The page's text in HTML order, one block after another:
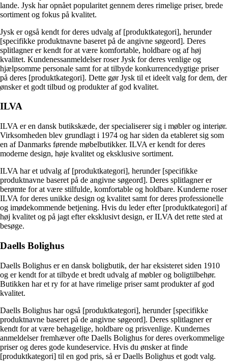
lande. Jysk har opnået popularitet gennem deres rimelige priser, brede
sortiment og fokus på kvalitet.
Jysk er også kendt for deres udvalg af [produktkategori], herunder
[specifikke produktnavne baseret på de angivne søgeord]. Deres
splitlagner er kendt for at være komfortable, holdbare og af høj
kvalitet. Kundenessanmeldelser roser Jysk for deres venlige og
hjælpsomme personale samt for at tilbyde konkurrencedygtige priser
på deres [produktkategori]. Dette gør Jysk til et ideelt valg for dem, der
ønsker et godt tilbud og produkter af god kvalitet.
ILVA
ILVA er en dansk butikskæde, der specialiserer sig i møbler og interiør.
Virksomheden blev grundlagt i 1974 og har siden da etableret sig som
en af Danmarks førende møbelbutikker. ILVA er kendt for deres
moderne design, høje kvalitet og eksklusive sortiment.
ILVA har et udvalg af [produktkategori], herunder [specifikke
produktnavne baseret på de angivne søgeord]. Deres splitlagner er
berømte for at være stilfulde, komfortable og holdbare. Kunderne roser
ILVA for deres unikke design og kvalitet samt for deres professionelle
og imødekommende betjening. Hvis du leder efter [produktkategori] af
høj kvalitet og på jagt efter eksklusivt design, er ILVA det rette sted at
besøge.
Daells Bolighus
Daells Bolighus er en dansk boligbutik, der har eksisteret siden 1910
og er kendt for at tilbyde et bredt udvalg af møbler og boligtilbehør.
Butikken har et ry for at have rimelige priser samt produkter af god
kvalitet.
Daells Bolighus har også [produktkategori], herunder [specifikke
produktnavne baseret på de angivne søgeord]. Deres splitlagner er
kendt for at være behagelige, holdbare og prisvenlige. Kundernes
anmeldelser fremhæver ofte Daells Bolighus for deres overkommelige
priser og deres gode kundeservice. Hvis du ønsker at finde
[produktkategori] til en god pris, så er Daells Bolighus et godt valg.